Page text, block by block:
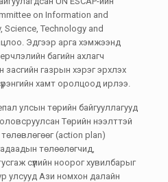
on Information and
Science, Technology and
Эдгээр арга хэмжээнд
багийн ахлагч
газрын хэрэг эрхлэх
хамт оролцоод ирлээ.
улсын төрийн байгууллагууд
Төрийн нээлттэй
(action plan)
төлөөлөгчид,
сүүлийн ноорог хувилбарыг
улсууд Ази номхон далайн